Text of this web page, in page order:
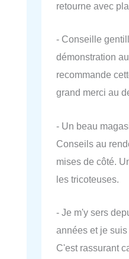
retourne avec
- Conseille
démonstration
recommande
grand merci au
- Un beau
Conseils au
mises de côté.
les tricoteuses.
- Je m'y sers
années et je
C'est rassurant